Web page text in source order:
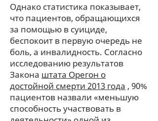
Однако статистика показывает,
что пациентов, обращающихся
за помощью в суициде,
беспокоит в первую очередь не
боль, а инвалидность. Согласно
исследованию результатов
Закона штата Орегон о
достойной смерти 2013 года , 90%
пациентов назвали «меньшую
способность участвовать в